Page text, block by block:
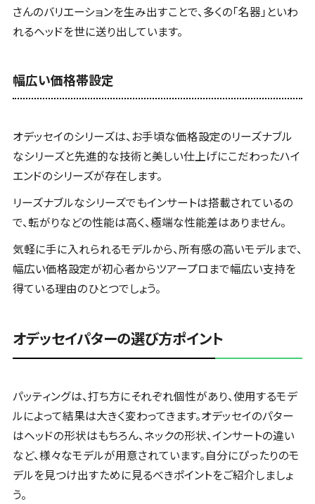
さんのバリエーションを生み出すことで、多くの「名器」といわ
れるヘッドを世に送り出しています。
幅広い価格帯設定
オデッセイのシリーズは、お手頃な価格設定のリーズナブル
なシリーズと先進的な技術と美しい仕上げにこだわったハイ
エンドのシリーズが存在します。
リーズナブルなシリーズでもインサートは搭載されているの
で、転がりなどの性能は高く、極端な性能差はありません。
気軽に手に入れられるモデルから、所有感の高いモデルまで、
幅広い価格設定が初心者からツアープロまで幅広い支持を
得ている理由のひとつでしょう。
オデッセイパターの選び方ポイント
パッティングは、打ち方にそれぞれ個性があり、使用するモデ
ルによって結果は大きく変わってきます。オデッセイのパター
はヘッドの形状はもちろん、ネックの形状、インサートの違い
など、様々なモデルが用意されています。自分にぴったりのモ
デルを見つけ出すために見るべきポイントをご紹介しましょ
う。